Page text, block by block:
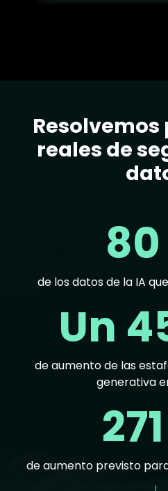
Text
reales de
80
de los datos de la IA
Un
de aumento de las
generativa
de aumento previsto